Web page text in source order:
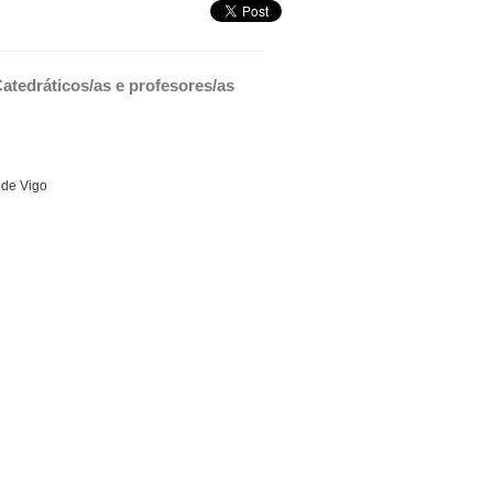
as e profesores/as
Vigo